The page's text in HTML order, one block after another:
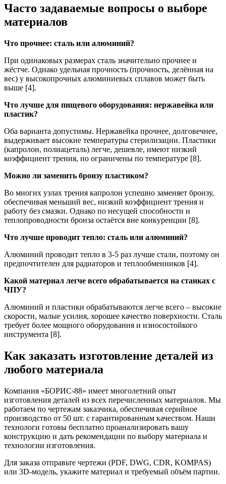
Часто задаваемые вопросы о выборе
материалов
Что прочнее: сталь или алюминий?
При одинаковых размерах сталь значительно прочнее и
жёстче. Однако удельная прочность (прочность, делённая на
вес) у высокопрочных алюминиевых сплавов может быть
выше [4].
Что лучше для пищевого оборудования: нержавейка или
пластик?
Оба варианта допустимы. Нержавейка прочнее, долговечнее,
выдерживает высокие температуры стерилизации. Пластики
(капролон, полиацеталь) легче, дешевле, имеют низкий
коэффициент трения, но ограничены по температуре [8].
Можно ли заменить бронзу пластиком?
Во многих узлах трения капролон успешно заменяет бронзу,
обеспечивая меньший вес, низкий коэффициент трения и
работу без смазки. Однако по несущей способности и
теплопроводности бронза остаётся вне конкуренции [8].
Что лучше проводит тепло: сталь или алюминий?
Алюминий проводит тепло в 3-5 раз лучше стали, поэтому он
предпочтителен для радиаторов и теплообменников [4].
Какой материал легче всего обрабатывается на станках с
ЧПУ?
Алюминий и пластики обрабатываются легче всего – высокие
скорости, малые усилия, хорошее качество поверхности. Сталь
требует более мощного оборудования и износостойкого
инструмента [8].
Как заказать изготовление деталей из
любого материала
Компания «БОРИС-88» имеет многолетний опыт
изготовления деталей из всех перечисленных материалов. Мы
работаем по чертежам заказчика, обеспечивая серийное
производство от 50 шт. с гарантированным качеством. Наши
технологи готовы бесплатно проанализировать вашу
конструкцию и дать рекомендации по выбору материала и
технологии изготовления.
Для заказа отправьте чертежи (PDF, DWG, CDR, KOMPAS)
или 3D-модель, укажите материал и требуемый объём партии.